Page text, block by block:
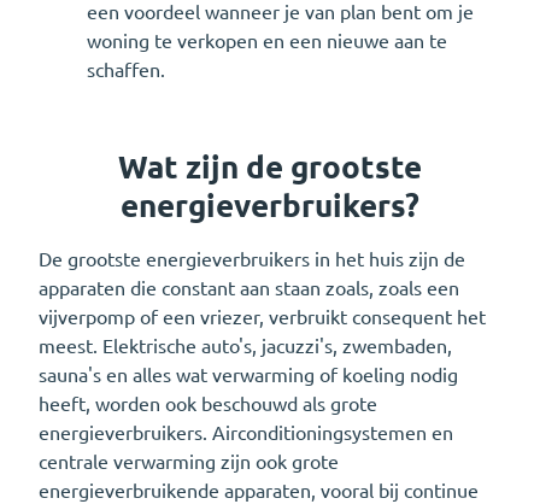
een voordeel wanneer je van plan bent om je
woning te verkopen en een nieuwe aan te
schaffen.
Wat zijn de grootste
energieverbruikers?
De grootste energieverbruikers in het huis zijn de
apparaten die constant aan staan zoals, zoals een
vijverpomp of een vriezer, verbruikt consequent het
meest. Elektrische auto's, jacuzzi's, zwembaden,
sauna's en alles wat verwarming of koeling nodig
heeft, worden ook beschouwd als grote
energieverbruikers. Airconditioningsystemen en
centrale verwarming zijn ook grote
energieverbruikende apparaten, vooral bij continue